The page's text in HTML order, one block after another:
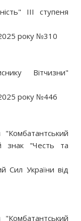
III ступеня
року №310
Вітчизни"
року №446
знак "Честь та
Сил України від